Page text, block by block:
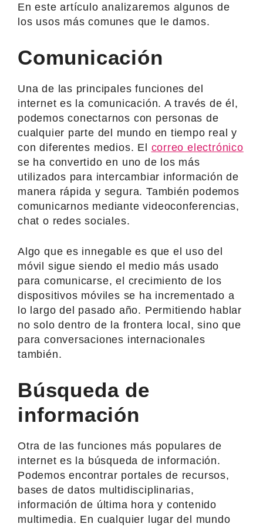
En este artículo analizaremos algunos de
los usos más comunes que le damos.
Comunicación
Una de las principales funciones del
internet es la comunicación. A través de él,
podemos conectarnos con personas de
cualquier parte del mundo en tiempo real y
con diferentes medios. El correo electrónico
se ha convertido en uno de los más
utilizados para intercambiar información de
manera rápida y segura. También podemos
comunicarnos mediante videoconferencias,
chat o redes sociales.
Algo que es innegable es que el uso del
móvil sigue siendo el medio más usado
para comunicarse, el crecimiento de los
dispositivos móviles se ha incrementado a
lo largo del pasado año. Permitiendo hablar
no solo dentro de la frontera local, sino que
para conversaciones internacionales
también.
Búsqueda de
información
Otra de las funciones más populares de
internet es la búsqueda de información.
Podemos encontrar portales de recursos,
bases de datos multidisciplinarias,
información de última hora y contenido
multimedia. En cualquier lugar del mundo